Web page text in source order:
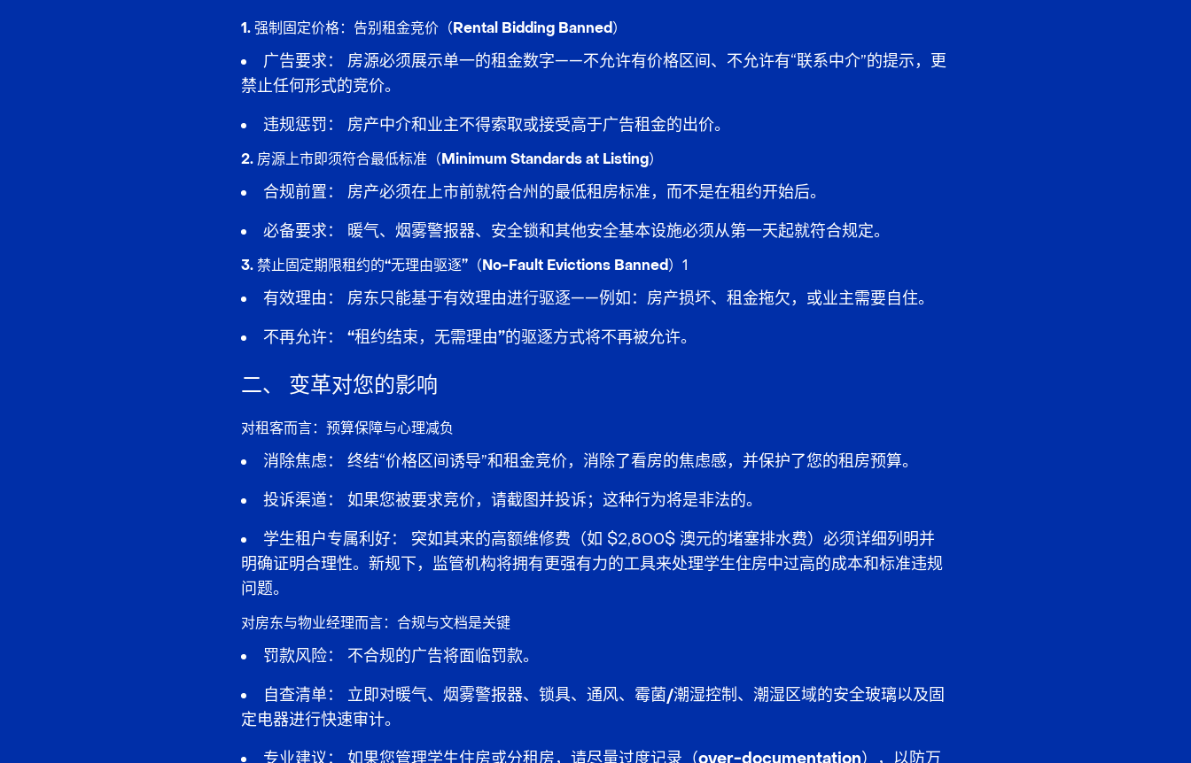
1. 强制固定价格：告别租金竞价（Rental Bidding Banned）
广告要求： 房源必须展示单一的租金数字——不允许有价格区间、不允许有“联系中介”的提示，更
禁止任何形式的竞价。
违规惩罚：
房产中介和业主不得索取或接受高于广告租金的出价。
2. 房源上市即须符合最低标准（Minimum Standards at Listing）
合规前置： 房产必须在上市前就符合州的最低租房标准，而不是在租约开始后。
必备要求：
暖气、烟雾警报器、安全锁和其他安全基本设施必须从第一天起就符合规定。
3. 禁止固定期限租约的“无理由驱逐”（No-Fault Evictions Banned） 1
有效理由： 房东只能基于有效理由进行驱逐——例如：房产损坏、租金拖欠，或业主需要自住。
不再允许：
“租约结束，无需理由”的驱逐方式将不再被允许。
二、 变革对您的影响
对租客而言：预算保障与心理减负
消除焦虑： 终结“价格区间诱导”和租金竞价，消除了看房的焦虑感，并保护了您的租房预算。
投诉渠道：
如果您被要求竞价，请截图并投诉；这种行为将是非法的。
学生租户专属利好：
突如其来的高额维修费（如 $2,800$ 澳元的堵塞排水费）必须详细列明并
明确证明合理性。新规下，监管机构将拥有更强有力的工具来处理学生住房中过高的成本和标准违规
问题。
对房东与物业经理而言：合规与文档是关键
罚款风险： 不合规的广告将面临罚款。
自查清单：
立即对暖气、烟雾警报器、锁具、通风、 霉菌/潮湿控制、潮湿区域的安全玻璃以及固
定电器进行快速审计。
专业建议：
如果您管理学生住房或分租房，请尽量过度记录（over-documentation） ，以防万